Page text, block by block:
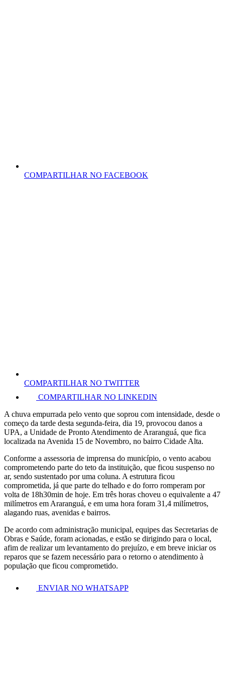
COMPARTILHAR NO FACEBOOK
COMPARTILHAR NO TWITTER
COMPARTILHAR NO LINKEDIN
A chuva empurrada pelo vento que soprou com intensidade, desde o
começo da tarde desta segunda-feira, dia 19, provocou danos a
UPA, a Unidade de Pronto Atendimento de Araranguá, que fica
localizada na Avenida 15 de Novembro, no bairro Cidade Alta.
Conforme a assessoria de imprensa do município, o vento acabou
comprometendo parte do teto da instituição, que ficou suspenso no
ar, sendo sustentado por uma coluna. A estrutura ficou
comprometida, já que parte do telhado e do forro romperam por
volta de 18h30min de hoje. Em três horas choveu o equivalente a 47
milímetros em Araranguá, e em uma hora foram 31,4 milímetros,
alagando ruas, avenidas e bairros.
De acordo com administração municipal, equipes das Secretarias de
Obras e Saúde, foram acionadas, e estão se dirigindo para o local,
afim de realizar um levantamento do prejuízo, e em breve iniciar os
reparos que se fazem necessário para o retorno o atendimento à
população que ficou comprometido.
ENVIAR NO WHATSAPP